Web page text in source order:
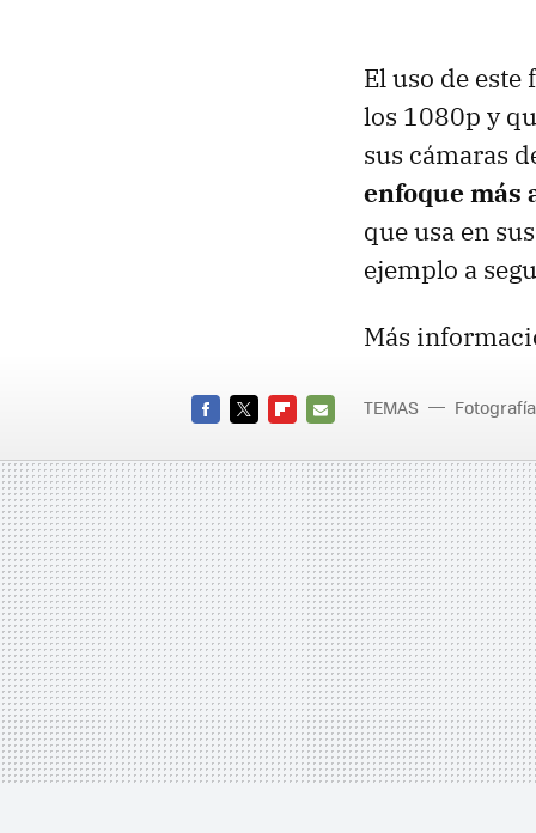
El uso de
los 1080p y
sus cámaras
enfoque más
que usa en
ejemplo a
Más
MAIL
TEMAS